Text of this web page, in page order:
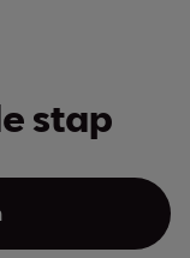
stap